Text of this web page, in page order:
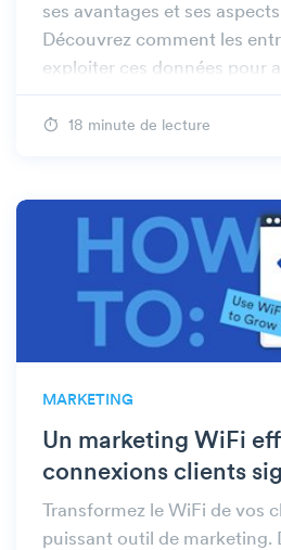
ses avantages et ses
Découvrez comment les
exploiter ces données pour
stratégies chez Beambox.
18 minute de lecture
MARKETING
Un marketing WiFi
connexions clients
Transformez le WiFi de vos
puissant outil de marketing.